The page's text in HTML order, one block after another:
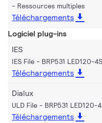
Ressources multiples
Téléchargements
Logiciel plug-ins
IES
IES File - BRP531 LED120-
Téléchargements
Dialux
ULD File - BRP531
Téléchargements